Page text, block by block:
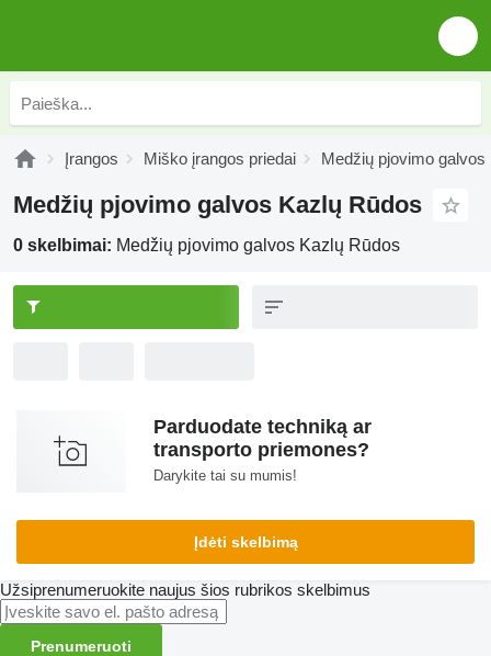
Įrangos Miško įrangos priedai Medžių pjovimo galvos
Medžių pjovimo galvos Kazlų Rūdos
0 skelbimai: Medžių pjovimo galvos Kazlų Rūdos
Parduodate techniką ar
transporto priemones?
Darykite tai su mumis!
Įdėti skelbimą
Užsiprenumeruokite naujus šios rubrikos skelbimus
Prenumeruoti